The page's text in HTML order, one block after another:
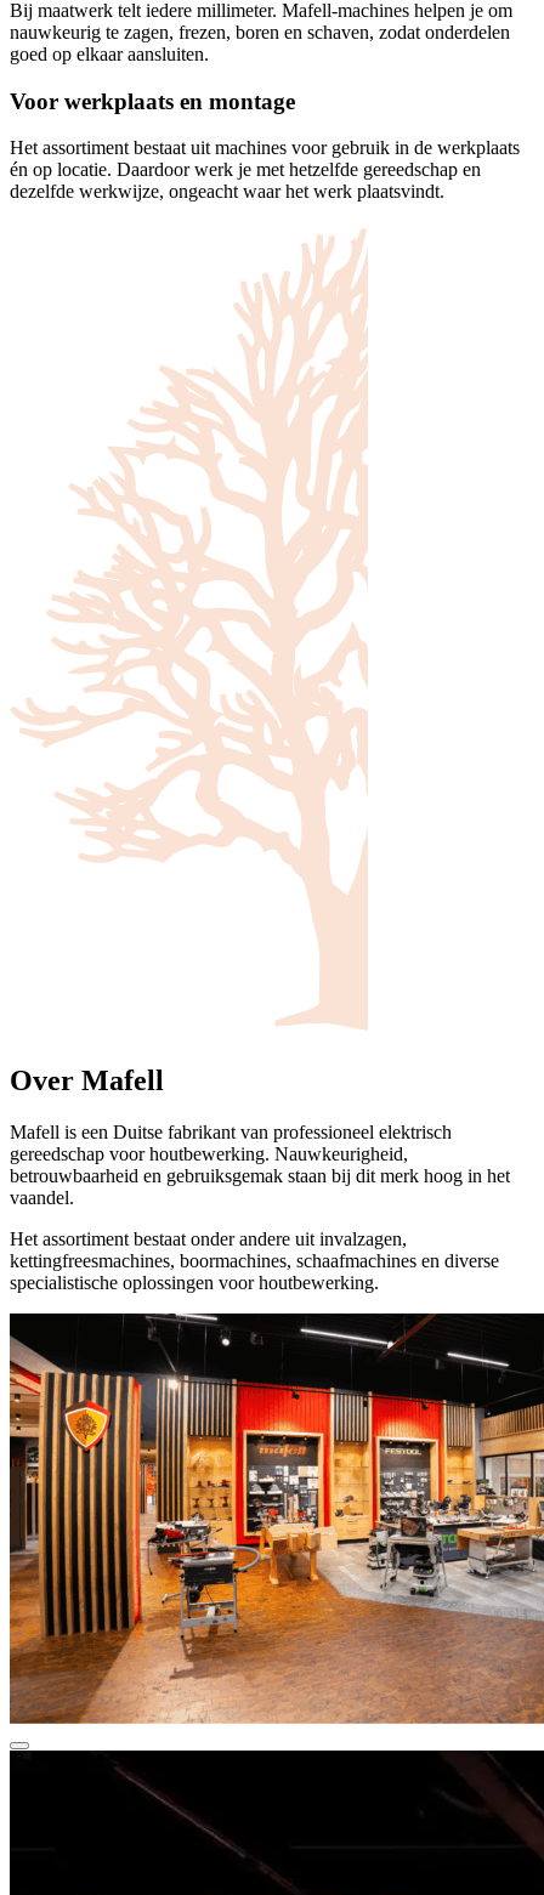
Bij maatwerk telt iedere millimeter. Mafell-machines helpen je om
nauwkeurig te zagen, frezen, boren en schaven, zodat onderdelen
goed op elkaar aansluiten.
Voor werkplaats en montage
Het assortiment bestaat uit machines voor gebruik in de werkplaats
én op locatie. Daardoor werk je met hetzelfde gereedschap en
dezelfde werkwijze, ongeacht waar het werk plaatsvindt.
Over Mafell
Mafell is een Duitse fabrikant van professioneel elektrisch
gereedschap voor houtbewerking. Nauwkeurigheid,
betrouwbaarheid en gebruiksgemak staan bij dit merk hoog in het
vaandel.
Het assortiment bestaat onder andere uit invalzagen,
kettingfreesmachines, boormachines, schaafmachines en diverse
specialistische oplossingen voor houtbewerking.